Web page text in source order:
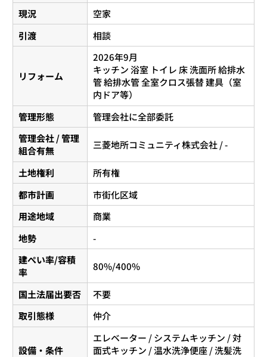
現況
空家
引渡
相談
リフォーム
2026年9月
キッチン 浴室 トイレ 床 洗面所 給排水
管 給排水管 全室クロス張替 建具（室
内ドア等）
管理形態
管理会社に全部委託
管理会社 / 管理
組合有無
三菱地所コミュニティ株式会社 / -
土地権利
所有権
都市計画
市街化区域
用途地域
商業
地勢
-
建ぺい率/容積
率
80%/400%
国土法届出要否
不要
取引態様
仲介
設備・条件
エレベーター / システムキッチン / 対
面式キッチン / 温水洗浄便座 / 洗髪洗